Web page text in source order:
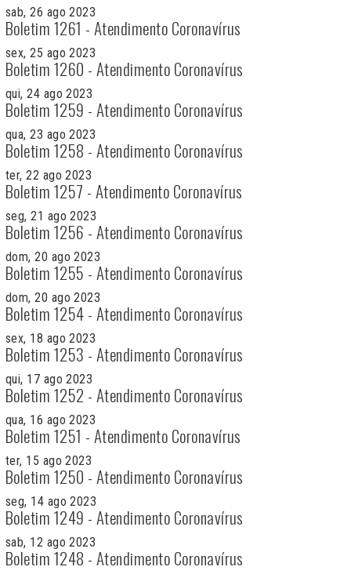
sab, 26 ago 2023
Boletim 1261 - Atendimento Coronavírus
sex, 25 ago 2023
Boletim 1260 - Atendimento Coronavírus
qui, 24 ago 2023
Boletim 1259 - Atendimento Coronavírus
qua, 23 ago 2023
Boletim 1258 - Atendimento Coronavírus
ter, 22 ago 2023
Boletim 1257 - Atendimento Coronavírus
seg, 21 ago 2023
Boletim 1256 - Atendimento Coronavírus
dom, 20 ago 2023
Boletim 1255 - Atendimento Coronavírus
dom, 20 ago 2023
Boletim 1254 - Atendimento Coronavírus
sex, 18 ago 2023
Boletim 1253 - Atendimento Coronavírus
qui, 17 ago 2023
Boletim 1252 - Atendimento Coronavírus
qua, 16 ago 2023
Boletim 1251 - Atendimento Coronavírus
ter, 15 ago 2023
Boletim 1250 - Atendimento Coronavírus
seg, 14 ago 2023
Boletim 1249 - Atendimento Coronavírus
sab, 12 ago 2023
Boletim 1248 - Atendimento Coronavírus